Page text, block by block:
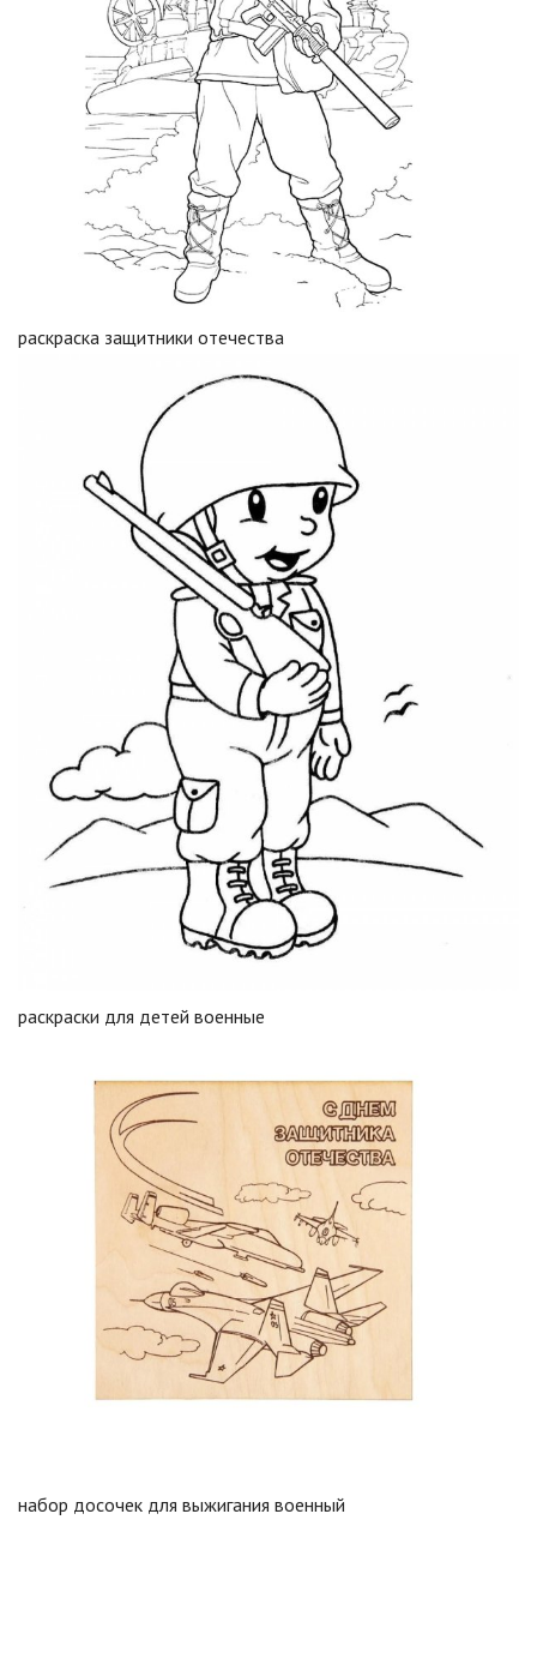
раскраска защитники отечества
раскраски для детей военные
набор досочек для выжигания военный